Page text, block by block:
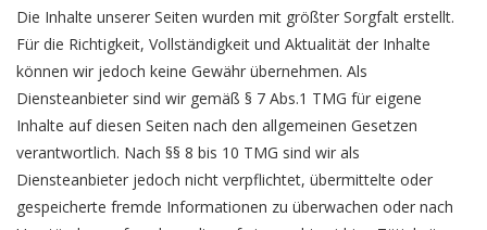
Die Inhalte unserer Seiten wurden mit größter Sorgfalt erstellt.
Für die Richtigkeit, Vollständigkeit und Aktualität der Inhalte
können wir jedoch keine Gewähr übernehmen. Als
Diensteanbieter sind wir gemäß § 7 Abs.1 TMG für eigene
Inhalte auf diesen Seiten nach den allgemeinen Gesetzen
verantwortlich. Nach §§ 8 bis 10 TMG sind wir als
Diensteanbieter jedoch nicht verpflichtet, übermittelte oder
gespeicherte fremde Informationen zu überwachen oder nach